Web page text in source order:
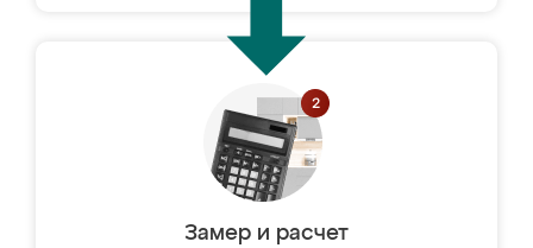
Замер и расчет